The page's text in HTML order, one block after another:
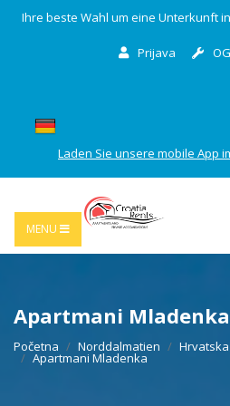
Ihre beste Wahl um eine Unterkunft
Prijava
Laden Sie unsere mobile App
MENU
Apartmani Mladenka
Početna Norddalmatien Hrvatska
Apartmani Mladenka